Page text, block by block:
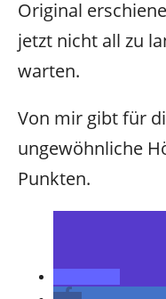
Original
jetzt nicht all zu
warten.
Von mir gibt für
ungewöhnliche
Punkten.